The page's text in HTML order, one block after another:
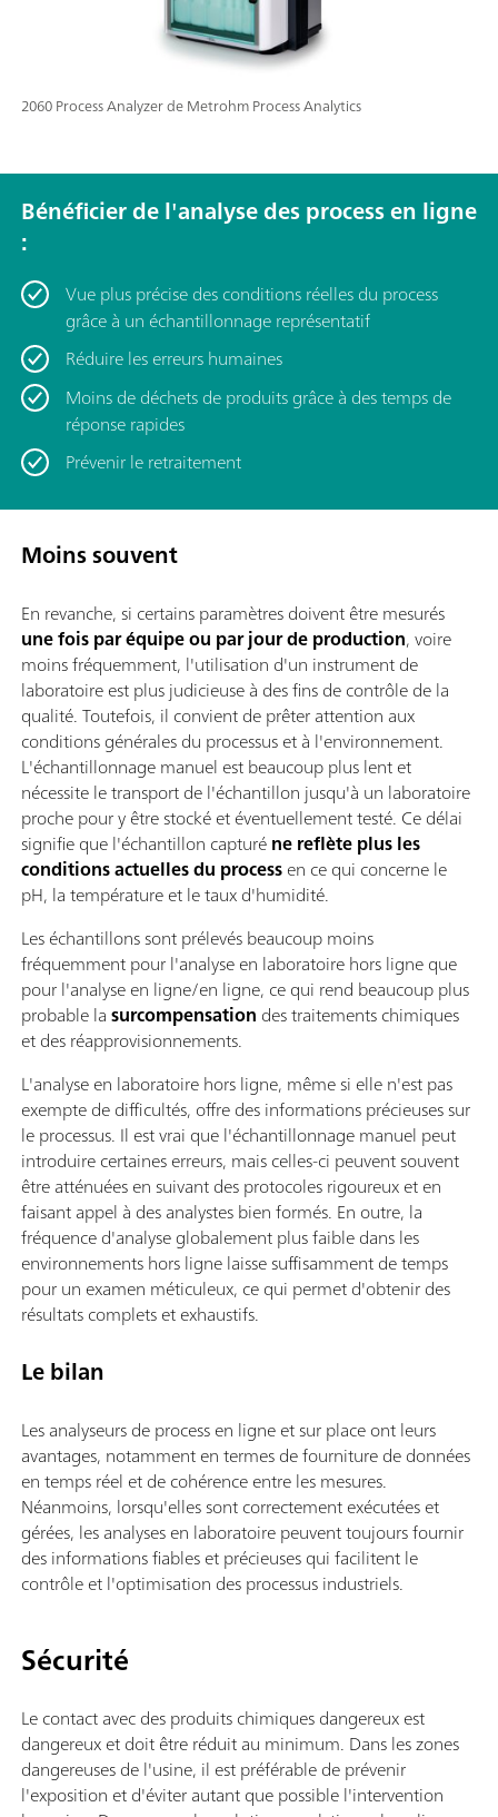
2060 Process Analyzer de Metrohm Process Analytics
Bénéficier de l'analyse des process en ligne
:
Vue plus précise des conditions réelles du process
grâce à un échantillonnage représentatif
Réduire les erreurs humaines
Moins de déchets de produits grâce à des temps de
réponse rapides
Prévenir le retraitement
Moins souvent
En revanche, si certains paramètres doivent être mesurés
une fois par équipe ou par jour de production, voire
moins fréquemment, l'utilisation d'un instrument de
laboratoire est plus judicieuse à des fins de contrôle de la
qualité. Toutefois, il convient de prêter attention aux
conditions générales du processus et à l'environnement.
L'échantillonnage manuel est beaucoup plus lent et
nécessite le transport de l'échantillon jusqu'à un laboratoire
proche pour y être stocké et éventuellement testé. Ce délai
signifie que l'échantillon capturéne reflète plus les
conditions actuelles du processen ce qui concerne le
pH, la température et le taux d'humidité.
Les échantillons sont prélevés beaucoup moins
fréquemment pour l'analyse en laboratoire hors ligne que
pour l'analyse en ligne/en ligne, ce qui rend beaucoup plus
probable lasurcompensation des traitements chimiques
et des réapprovisionnements.
L'analyse en laboratoire hors ligne, même si elle n'est pas
exempte de difficultés, offre des informations précieuses sur
le processus. Il est vrai que l'échantillonnage manuel peut
introduire certaines erreurs, mais celles-ci peuvent souvent
être atténuées en suivant des protocoles rigoureux et en
faisant appel à des analystes bien formés. En outre, la
fréquence d'analyse globalement plus faible dans les
environnements hors ligne laisse suffisamment de temps
pour un examen méticuleux, ce qui permet d'obtenir des
résultats complets et exhaustifs.
Le bilan
Les analyseurs de process en ligne et sur place ont leurs
avantages, notamment en termes de fourniture de données
en temps réel et de cohérence entre les mesures.
Néanmoins, lorsqu'elles sont correctement exécutées et
gérées, les analyses en laboratoire peuvent toujours fournir
des informations fiables et précieuses qui facilitent le
contrôle et l'optimisation des processus industriels.
Sécurité
Le contact avec des produits chimiques dangereux est
dangereux et doit être réduit au minimum. Dans les zones
dangereuses de l'usine, il est préférable de prévenir
l'exposition et d'éviter autant que possible l'intervention